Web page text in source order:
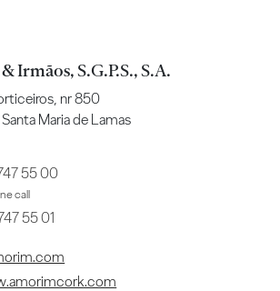
Irmãos, S.G.P.S., S.A.
nr 850
Maria de Lamas
55 00
call
55 01